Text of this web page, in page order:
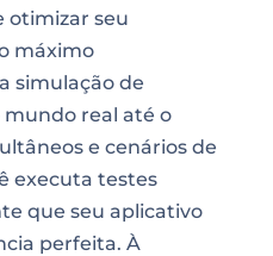
otimizar seu
máximo
simulação de
mundo real até o
e cenários de
executa testes
que seu aplicativo
perfeita. À